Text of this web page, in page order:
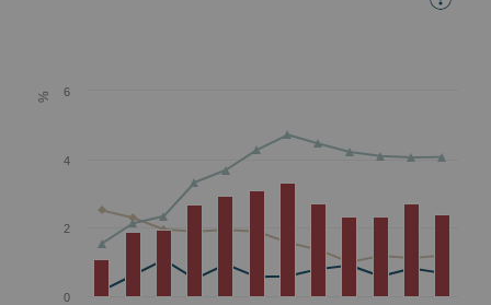
%
0
2
4
6